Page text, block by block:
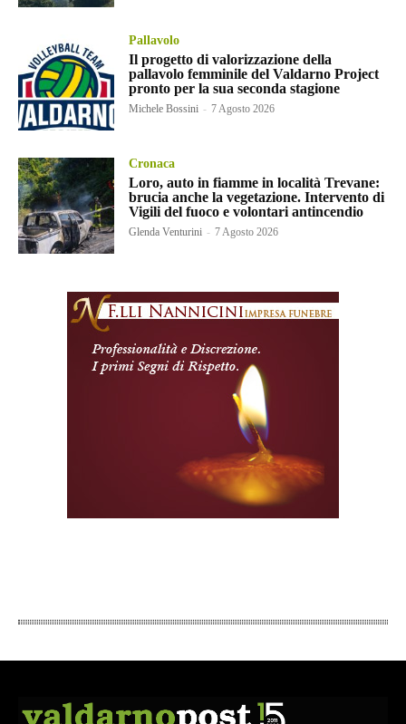
Pallavolo
Il progetto di valorizzazione della
pallavolo femminile del Valdarno Project
pronto per la sua seconda stagione
Michele Bossini - 7 Agosto 2026
Cronaca
Loro, auto in fiamme in località Trevane:
brucia anche la vegetazione. Intervento di
Vigili del fuoco e volontari antincendio
Glenda Venturini - 7 Agosto 2026